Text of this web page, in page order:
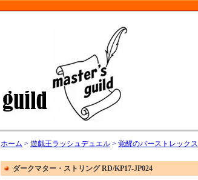
ホーム > 遊戯王ラッシュデュエル > 覚醒のバーストレックス
ダークマター・ストリング RD/KP17-JP024